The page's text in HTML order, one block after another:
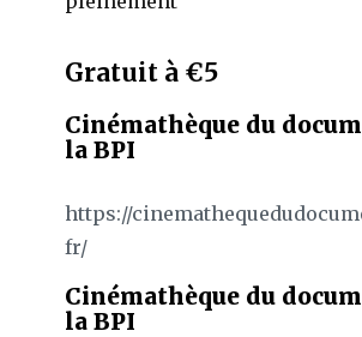
Gratuit à €5
Cinémathèque du
la BPI
https://
fr/
Cinémathèque du
la BPI